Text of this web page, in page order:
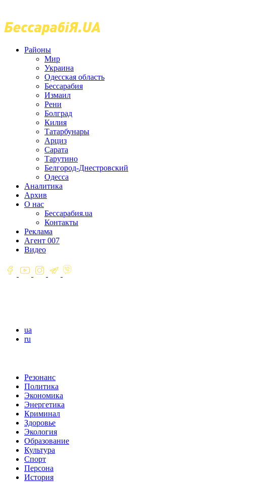
Районы
Мир
Украина
Одесская область
Бессарабия
Измаил
Рени
Болград
Килия
Татарбунары
Арциз
Сарата
Тарутино
Белгород-Днестровский
Одесса
Аналитика
Архив
О нас
Бессарабия.ua
Контакты
Реклама
Агент 007
Видео
ua
ru
Резонанс
Политика
Экономика
Энергетика
Криминал
Здоровье
Экология
Образование
Культура
Спорт
Персона
История